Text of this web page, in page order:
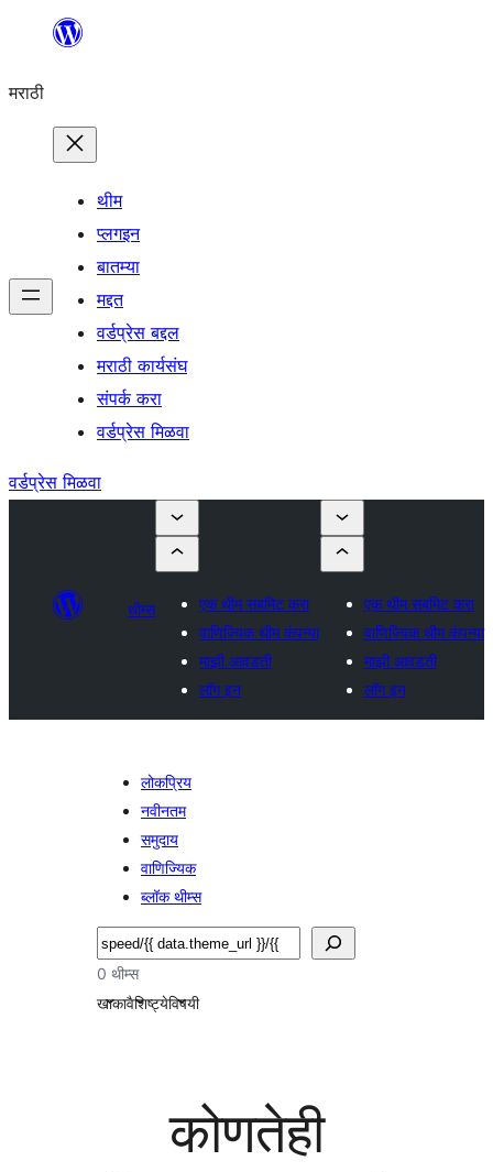
सामुग्रीवर
मराठी
थीम
प्लगइन
बातम्या
मद्दत
वर्डप्रेस बद्दल
मराठी कार्यसंघ
संपर्क करा
वर्डप्रेस मिळवा
वर्डप्रेस मिळवा
थीम्स
एक थीम सबमिट करा
वाणिज्यिक थीम कंपन्या
माझी आवडती
लॉग इन
एक थीम सबमिट करा
वाणिज्यिक थीम कंपन्या
माझी आवडती
लॉग इन
लोकप्रिय
नवीनतम
समुदाय
वाणिज्यिक
ब्लॉक थीम्स
शोधा
0 थीम्स
खाकावैशिष्ट्येविषयी
कोणतेही